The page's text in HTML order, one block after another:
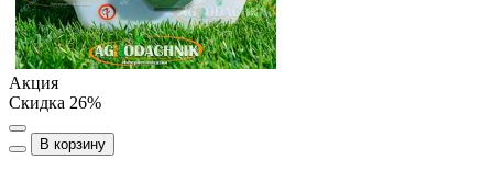
Акция
Скидка 26%
В корзину